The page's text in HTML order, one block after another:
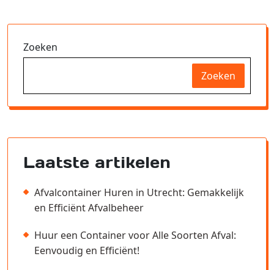
Zoeken
Zoeken
Laatste artikelen
Afvalcontainer Huren in Utrecht: Gemakkelijk
en Efficiënt Afvalbeheer
Huur een Container voor Alle Soorten Afval:
Eenvoudig en Efficiënt!